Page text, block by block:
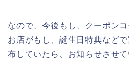
なので、今後もし、クーポン
お店がもし、誕生日特典など
布していたら、お知らせさせ